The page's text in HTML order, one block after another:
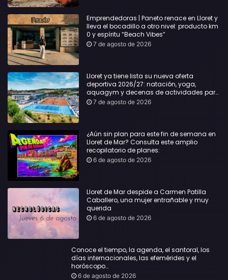
Emprendedoras | Paneto renace en Lloret y
lleva el bocadillo a otro nivel: producto km
0 y espíritu “Beach Vibes”
7 de agosto de 2026
Lloret ya tiene lista su nueva oferta
deportiva 2026/27: natación, yoga,
aquagym y decenas de actividades para
todas las edades
7 de agosto de 2026
¿Aún sin plan para este fin de semana en
Lloret de Mar? Consulta este amplio
recopilatorio de planes:
6 de agosto de 2026
Lloret de Mar despide a Carmen Patilla
Caballero, una mujer entrañable y muy
querida
6 de agosto de 2026
Conoce el tiempo, la agenda, el santoral, los
días internacionales, las efemérides y el
horóscopo…
6 de agosto de 2026